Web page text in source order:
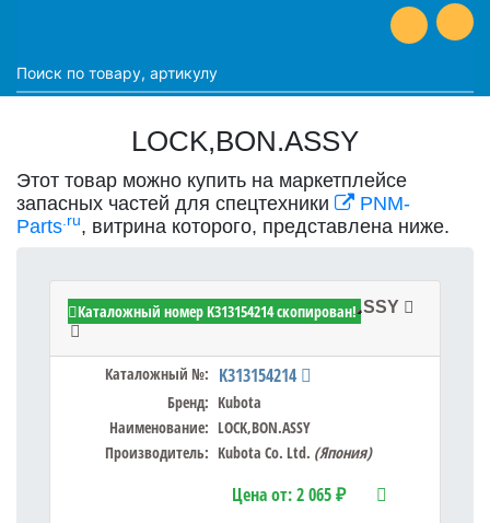
LOCK,BON.ASSY
Этот товар можно купить на маркетплейсе
запасных частей для спецтехники
PNM-
Parts.ru, витрина которого, представлена ниже.
Kubota K313154214 - LOCK,BON.ASSY
Каталожный №: K313154214
Бренд: Kubota
Наименование: LOCK,BON.ASSY
Производитель: Kubota Co. Ltd. (Япония)
Цена от:2 065 ₽
Каталожный номер K313154214 скопирован!